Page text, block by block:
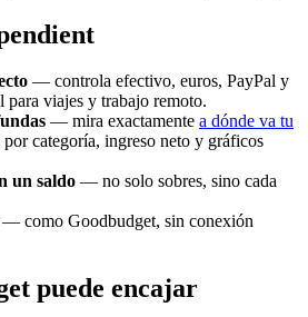
— controla efectivo, euros, PayPal y
para viajes y trabajo remoto.
— mira exactamente a dónde va tu
por categoría, ingreso neto y gráficos
un saldo — no solo sobres, sino cada
— como Goodbudget, sin conexión
puede encajar